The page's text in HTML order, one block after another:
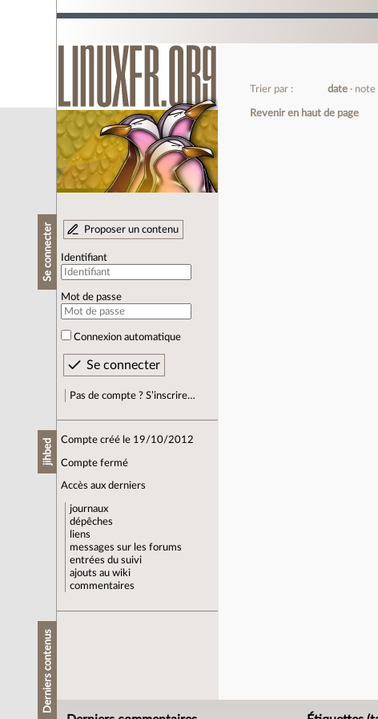
Se connecter Proposer un contenu
Identifiant
Mot de passe
Connexion automatique
Pas de compte ? S’inscrire…
jihbed Compte créé le 19/10/2012
Compte fermé
Accès aux derniers
journaux
dépêches
liens
messages sur les forums
entrées du suivi
ajouts au wiki
commentaires
Derniers contenus
Trier par : date note
Revenir en haut de page